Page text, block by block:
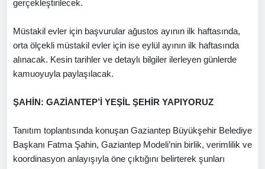
gerçekleştirilecek.
Müstakil evler için başvurular ağustos ayının ilk haftasında,
orta ölçekli müstakil evler için ise eylül ayının ilk haftasında
alınacak. Kesin tarihler ve detaylı bilgiler ilerleyen günlerde
kamuoyuyla paylaşılacak.
ŞAHİN: GAZİANTEP’İ YEŞİL ŞEHİR YAPIYORUZ
Tanıtım toplantısında konuşan Gaziantep Büyükşehir Belediye
Başkanı Fatma Şahin, Gaziantep Modeli’nin birlik, verimlilik ve
koordinasyon anlayışıyla öne çıktığını belirterek şunları